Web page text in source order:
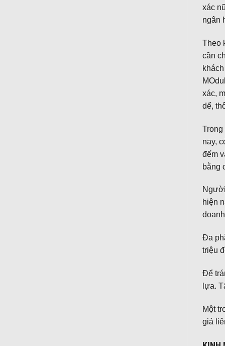
xác
ngân
Theo
cần
xác,
dể,
nay,
đếm
bằng
hiện
Đa
triệu
Để
lựa.
Một
giả